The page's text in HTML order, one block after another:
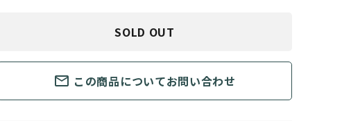
SOLD OUT
mail_outline この商品についてお問い合わせ